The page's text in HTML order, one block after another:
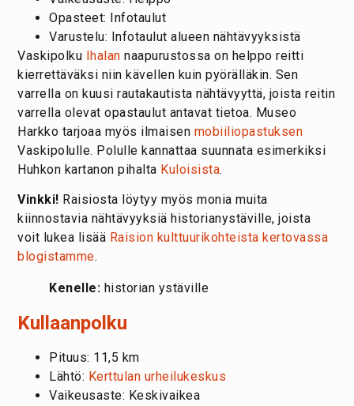
Opasteet: Infotaulut
Varustelu: Infotaulut alueen nähtävyyksistä
Vaskipolku Ihalan naapurustossa on helppo reitti
kierrettäväksi niin kävellen kuin pyörälläkin. Sen
varrella on kuusi rautakautista nähtävyyttä, joista reitin
varrella olevat opastaulut antavat tietoa. Museo
Harkko tarjoaa myös ilmaisen mobiiliopastuksen
Vaskipolulle. Polulle kannattaa suunnata esimerkiksi
Huhkon kartanon pihalta Kuloisista.
Vinkki! Raisiosta löytyy myös monia muita
kiinnostavia nähtävyyksiä historianystäville, joista
voit lukea lisää Raision kulttuurikohteista kertovassa
blogistamme.
Kenelle: historian ystäville
Kullaanpolku
Pituus: 11,5 km
Lähtö: Kerttulan urheilukeskus
Vaikeusaste: Keskivaikea